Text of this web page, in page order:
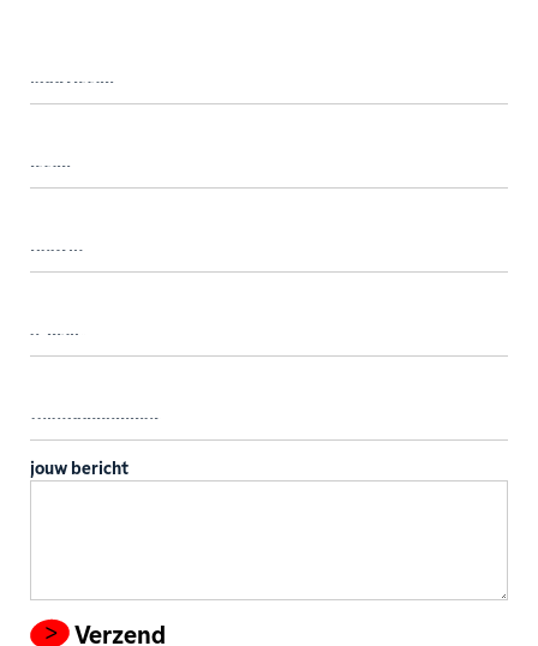
jouw bericht